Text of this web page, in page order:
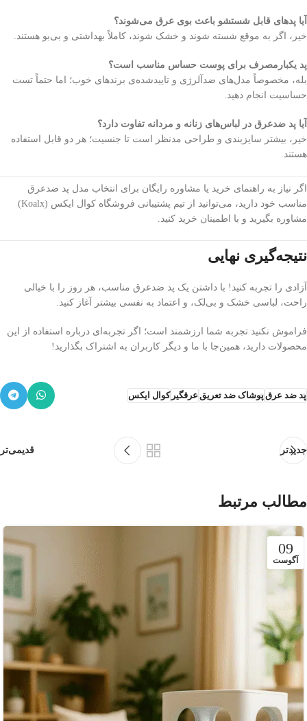
آیا پدهای قابل شستشو باعث بوی عرق می‌شوند؟
خیر، اگر به موقع شسته شوند و خشک شوند، کاملاً بهداشتی و بی‌بو هستند.
پد یکبارمصرف برای پوست حساس مناسب است؟
بله، مخصوصاً مدل‌های ضدآلرژی و تاییدشده‌ی برندهای خوب؛ اما حتماً تست
حساسیت انجام دهید.
آیا پد ضدعرق در لباس‌های زنانه و مردانه تفاوت دارد؟
خیر، بیشتر سایزبندی و طراحی مدنظر است تا جنسیت؛ هر دو قابل استفاده
هستند.
اگر نیاز به راهنمای خرید یا مشاوره رایگان برای انتخاب مدل پد ضدعرق
مناسب خود دارید، می‌توانید از تیم پشتیبانی فروشگاه کوال ایکس (Koalx)
مشاوره بگیرید و با اطمینان خرید کنید.
نتیجه‌گیری نهایی
آزادی را تجربه کنید! با داشتن یک پد ضدعرق مناسب، هر روز را با خیالی
راحت، لباسی خشک و بی‌لک، و اعتماد به نفسی بیشتر آغاز کنید.
فراموش نکنید تجربه شما ارزشمند است؛ اگر تجربه‌ای درباره استفاده از این
محصولات دارید، همین‌جا با ما و دیگر کاربران به اشتراک بگذارید!
پد ضد عرقپوشاک ضد تعریقعرقگیر کوال ایکس
جدیدتر قدیمی‌تر
مطالب مرتبط
09
آگوست